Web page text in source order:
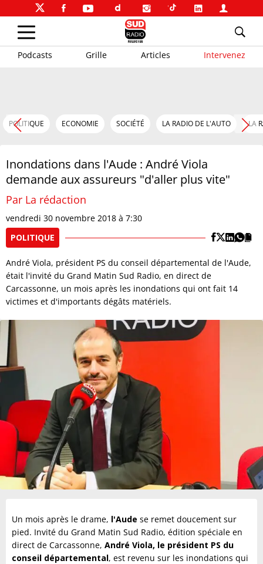
Podcasts Grille Articles Intervenez
POLITIQUE ECONOMIE SOCIÉTÉ LA RADIO DE L'AUTO LA
Inondations dans l'Aude : André Viola
demande aux assureurs "d'aller plus vite"
Par La rédaction
vendredi 30 novembre 2018 à 7:30
POLITIQUE
André Viola, président PS du conseil départemental de l'Aude,
était l'invité du Grand Matin Sud Radio, en direct de
Carcassonne, un mois après les inondations qui ont fait 14
victimes et d'importants dégâts matériels.
Un mois après le drame, l'Aude se remet doucement sur
pied. Invité du Grand Matin Sud Radio, édition spéciale en
direct de Carcassonne, André Viola, le président PS du
conseil départemental, est revenu sur les inondations qui